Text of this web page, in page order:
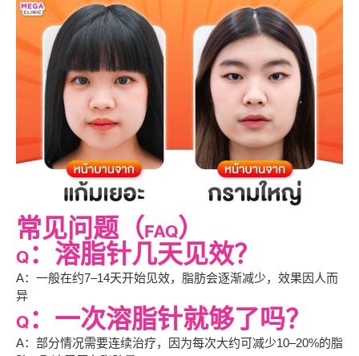
常见问题（FAQ）
Q：溶脂针几天见效？
A：一般在约7–14天开始见效，脂肪会逐渐减少，效果因人而
异
Q：一次溶脂针就够了吗？
A：部分情况需要连续治疗，因为每次大约可减少10–20%的脂